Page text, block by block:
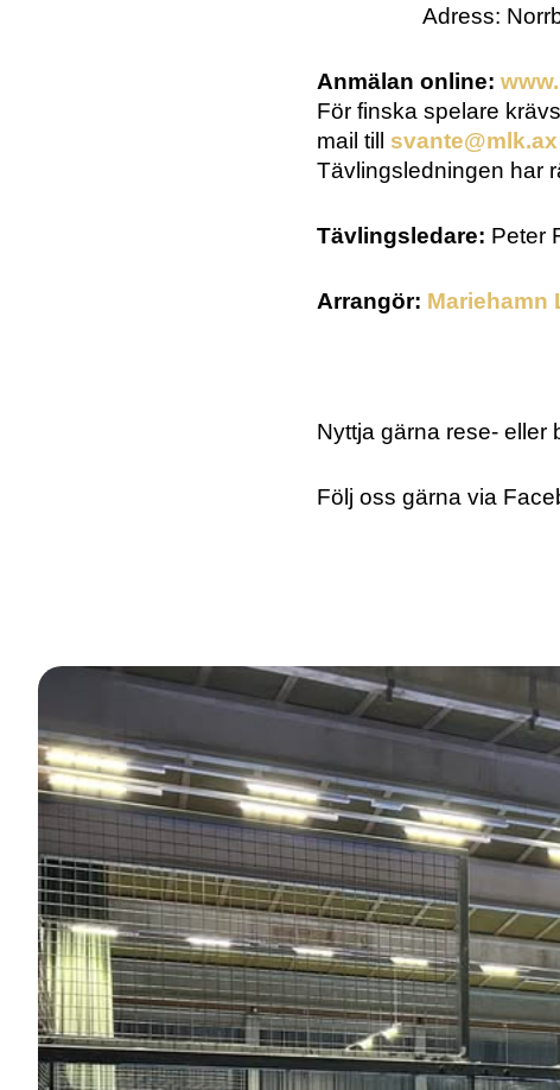
Adress:
Anmälan online:
För finska spelare
mail till svante@mlk.ax
Tävlingsledningen har
Tävlingsledare: Peter
Arrangör: Mariehamn
Nyttja gärna rese- eller
Följ oss gärna via